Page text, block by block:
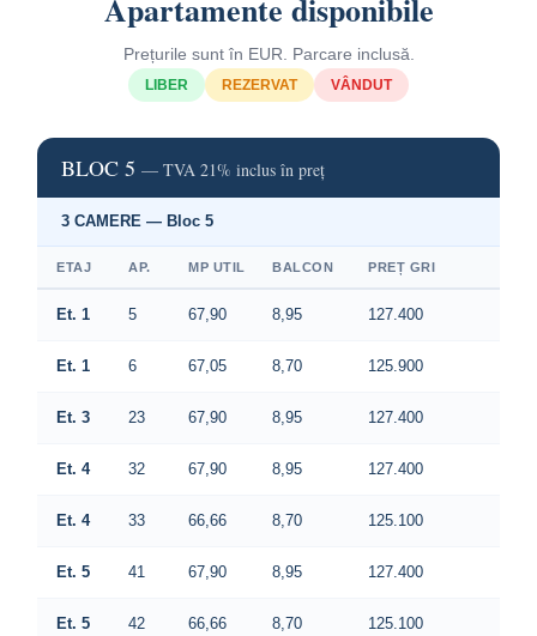
Apartamente disponibile
Prețurile sunt în EUR. Parcare inclusă.
LIBER REZERVAT VÂNDUT
BLOC 5— TVA 21% inclus în preț
3 CAMERE — Bloc 5
ETAJ AP. MP UTIL BALCON PREȚ GRI
Et. 1 5 67,90 8,95 127.400
Et. 1 6 67,05 8,70 125.900
Et. 3 23 67,90 8,95 127.400
Et. 4 32 67,90 8,95 127.400
Et. 4 33 66,66 8,70 125.100
Et. 5 41 67,90 8,95 127.400
Et. 5 42 66,66 8,70 125.100